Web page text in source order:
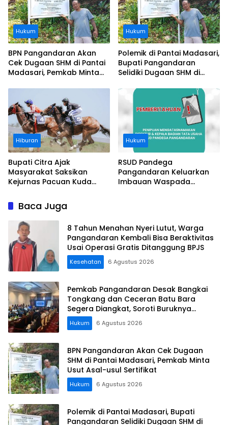
Hukum
BPN Pangandaran Akan
Cek Dugaan SHM di Pantai
Madasari, Pemkab Minta
Hukum
Polemik di Pantai Madasari,
Bupati Pangandaran
Selidiki Dugaan SHM di
Pantai
Hiburan
Bupati Citra Ajak
Masyarakat Saksikan
Kejurnas Pacuan Kuda
Legokjawa
Hukum
RSUD Pandega
Pangandaran Keluarkan
Imbauan Waspada
Baca Juga
8 Tahun Menahan Nyeri Lutut, Warga
Pangandaran Kembali Bisa Beraktivitas
Usai Operasi Gratis Ditanggung BPJS
Kesehatan 6 Agustus 2026
Pemkab Pangandaran Desak Bangkai
Tongkang dan Ceceran Batu Bara
Segera Diangkat, Soroti Buruknya
Koordinasi Perusahaan
Hukum 6 Agustus 2026
BPN Pangandaran Akan Cek Dugaan
SHM di Pantai Madasari, Pemkab Minta
Usut Asal-usul Sertifikat
Hukum 6 Agustus 2026
Polemik di Pantai Madasari, Bupati
Pangandaran Selidiki Dugaan SHM di